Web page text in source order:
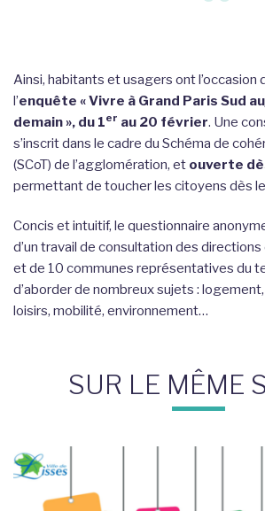
Ainsi, habitants et usagers ont l’occasion
l’enquête « Vivre à Grand Paris Sud
demain », du 1er au 20 février. Une
s’inscrit dans le cadre du Schéma de
(SCoT) de l’agglomération, et ouverte
permettant de toucher les citoyens dès
Concis et intuitif, le questionnaire
d’un travail de consultation des directions
et de 10 communes représentatives du
d’aborder de nombreux sujets :
loisirs, mobilité, environnement…
SUR LE MÊME